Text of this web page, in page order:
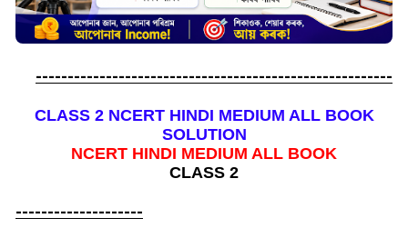
--------------------------------------------------------
CLASS 2 NCERT HINDI MEDIUM ALL BOOK
SOLUTION
NCERT HINDI MEDIUM ALL BOOK
CLASS 2
--------------------